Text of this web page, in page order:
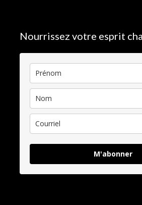
Nourrissez votre esprit
M'abonner